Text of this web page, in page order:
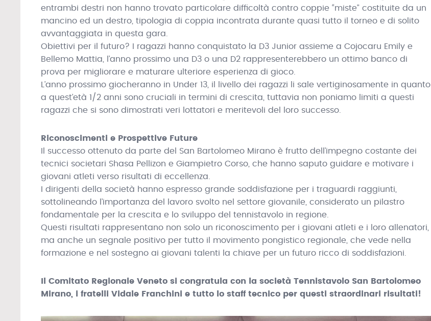
entrambi destri non hanno trovato particolare difficoltà contro coppie “miste” costituite da un
mancino ed un destro, tipologia di coppia incontrata durante quasi tutto il torneo e di solito
avvantaggiata in questa gara.
Obiettivi per il futuro? I ragazzi hanno conquistato la D3 Junior assieme a Cojocaru Emily e
Bellemo Mattia, l’anno prossimo una D3 o una D2 rappresenterebbero un ottimo banco di
prova per migliorare e maturare ulteriore esperienza di gioco.
L’anno prossimo giocheranno in Under 13, il livello dei ragazzi li sale vertiginosamente in quanto
a quest’età 1/2 anni sono cruciali in termini di crescita, tuttavia non poniamo limiti a questi
ragazzi che si sono dimostrati veri lottatori e meritevoli del loro successo.
Riconoscimenti e Prospettive Future
Il successo ottenuto da parte del San Bartolomeo Mirano è frutto dell’impegno costante dei
tecnici societari Shasa Pellizon e Giampietro Corso, che hanno saputo guidare e motivare i
giovani atleti verso risultati di eccellenza.
I dirigenti della società hanno espresso grande soddisfazione per i traguardi raggiunti,
sottolineando l’importanza del lavoro svolto nel settore giovanile, considerato un pilastro
fondamentale per la crescita e lo sviluppo del tennistavolo in regione.
Questi risultati rappresentano non solo un riconoscimento per i giovani atleti e i loro allenatori,
ma anche un segnale positivo per tutto il movimento pongistico regionale, che vede nella
formazione e nel sostegno ai giovani talenti la chiave per un futuro ricco di soddisfazioni.
Il Comitato Regionale Veneto si congratula con la società Tennistavolo San Bartolomeo
Mirano, i fratelli Vidale Franchini e tutto lo staff tecnico per questi straordinari risultati!